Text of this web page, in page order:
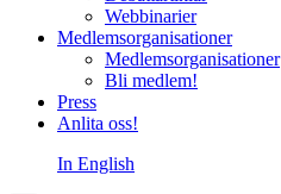
Webbinarier
Medlemsorganisationer
Medlemsorganisationer
Bli medlem!
Press
Anlita oss!
In English